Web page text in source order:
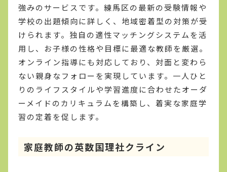
強みのサービスです。練馬区の最新の受験情報や
学校の出題傾向に詳しく、地域密着型の対策が受
けられます。独自の適性マッチングシステムを活
用し、お子様の性格や目標に最適な教師を厳選。
オンライン指導にも対応しており、対面と変わら
ない親身なフォローを実現しています。一人ひと
りのライフスタイルや学習進度に合わせたオーダ
ーメイドのカリキュラムを構築し、着実な家庭学
習の定着を促します。
家庭教師の英数国理社クライン